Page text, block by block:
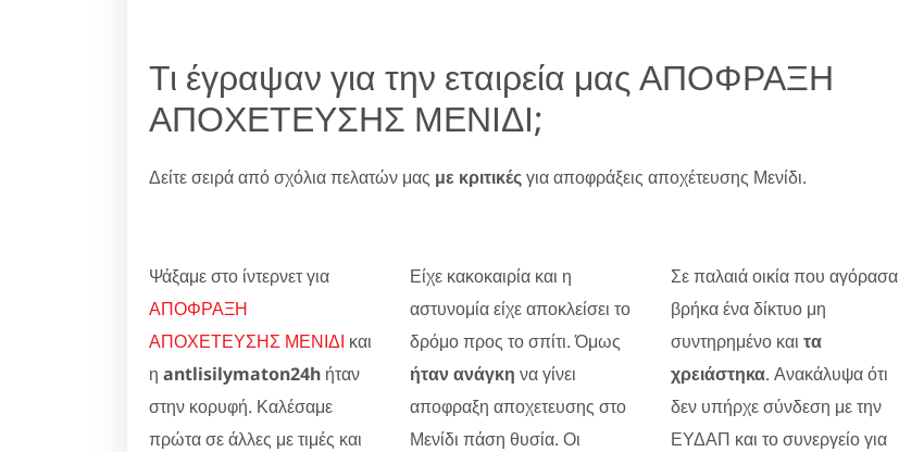
Τι έγραψαν για την εταιρεία μας ΑΠΟΦΡΑΞΗ
ΑΠΟΧΕΤΕΥΣΗΣ ΜΕΝΙΔΙ;
Δείτε σειρά από σχόλια πελατών μας με κριτικέςγια αποφράξεις αποχέτευσης Μενίδι.
Ψάξαμε στο ίντερνετ για
ΑΠΟΦΡΑΞΗ
ΑΠΟΧΕΤΕΥΣΗΣ ΜΕΝΙΔΙ και
η antlisilymaton24h ήταν
στην κορυφή. Καλέσαμε
πρώτα σε άλλες με τιμές και
Είχε κακοκαιρία και η
αστυνομία είχε αποκλείσει το
δρόμο προς το σπίτι. Όμως
ήταν ανάγκη να γίνει
αποφραξη αποχετευσης στο
Μενίδι πάση θυσία. Οι
Σε παλαιά οικία που αγόρασα
βρήκα ένα δίκτυο μη
συντηρημένο και τα
χρειάστηκα. Ανακάλυψα ότι
δεν υπήρχε σύνδεση με την
ΕΥΔΑΠ και το συνεργείο για